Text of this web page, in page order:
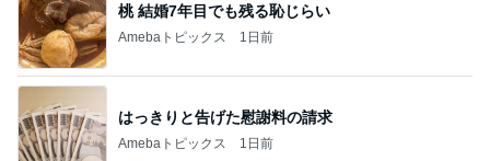
桃 結婚7年目でも残る恥じらい
Amebaトピックス 1日前
はっきりと告げた慰謝料の請求
Amebaトピックス 1日前